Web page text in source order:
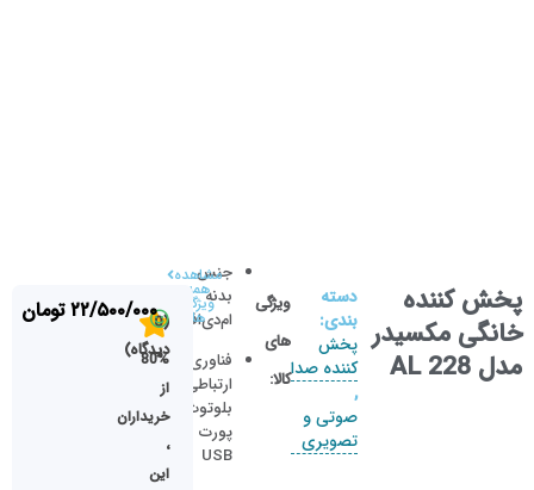
پخش کننده
خانگی مکسیدر
مدل AL 228
دسته
بندی:
پخش
کننده صدا
,
صوتی و
تصویری
ویژگی
های
کالا:
جنس
بدنه
ام‌دی‌اف
فناوری‌های
ارتباطی
بلوتوث،
پورت
USB
مشاهده
همه
ویژگی
ها
(0
دیدگاه)
80%
از
خریداران
،
این
۲۲/۵۰۰/۰۰۰ تومان